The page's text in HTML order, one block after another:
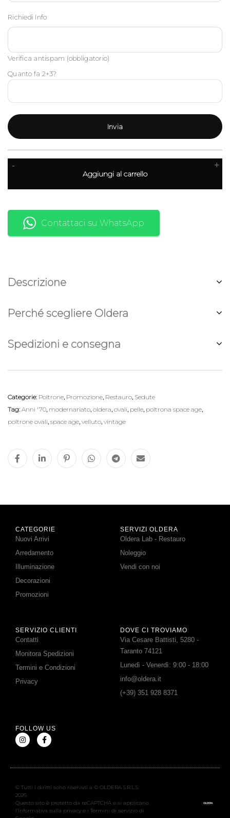
Richiedi Info
Verifica antispam (obbligatorio)
Quanto fa 2+3?
- +
Aggiungi al carrello
Contattaci su WhatsApp
Descrizione
Perché scegliere Oldera
Spedizioni e consegna
Categorie: Poltrone, Promozione, Restauro, Sedute
Tag: Anni '70, modernariato, oldera, ovali, pelle, poltrona space age,
poltrone ovali, space age, velluto, vintage
CATEGORIE
Nuovi Arrivi
Arredamento
Illuminazione
Decorazioni
Promozioni
SERVIZI OLDERA
Oldera Lab - Restauro
Noleggio
Vendi con noi
SERVIZIO CLIENTI
Contatti
Monitora Spedizioni
Termini e Condizioni
Privacy
DOVE CI TROVIAMO
Via Cesare Battisti, 5280 -
Taranto 74121
Lunedì - Venerdì: 9:00 - 18:00
info@oldera.it
(+39) 351 928 8371
FOLLOW US
© Tutti i diritti sono riservati a © OLDERA S.R.L.S.
2026
Questo sito è protetto da reCAPTCHA e si applicano
l’Informativa sulla privacy e i Termini di servizio di